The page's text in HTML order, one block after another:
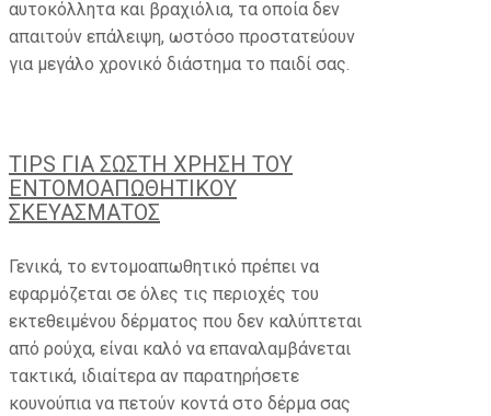
αυτοκόλλητα και βραχιόλια, τα οποία δεν
απαιτούν επάλειψη, ωστόσο προστατεύουν
για μεγάλο χρονικό διάστημα το παιδί σας.
TIPS ΓΙΑ ΣΩΣΤΗ ΧΡΗΣΗ ΤΟΥ
ΕΝΤΟΜΟΑΠΩΘΗΤΙΚΟΥ
ΣΚΕΥΑΣΜΑΤΟΣ
Γενικά, το εντομοαπωθητικό πρέπει να
εφαρμόζεται σε όλες τις περιοχές του
εκτεθειμένου δέρματος που δεν καλύπτεται
από ρούχα, είναι καλό να επαναλαμβάνεται
τακτικά, ιδιαίτερα αν παρατηρήσετε
κουνούπια να πετούν κοντά στο δέρμα σας